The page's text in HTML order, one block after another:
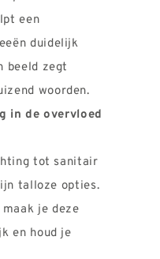
een
duidelijk
beeld zegt
woorden.
in de overvloed
tot sanitair
talloze opties.
je deze
en houd je